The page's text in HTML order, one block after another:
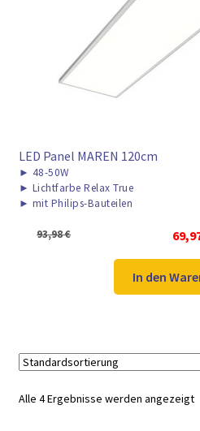
LED Panel MAREN 120cm
► 48-50W
► Lichtfarbe Relax True
► mit Philips-Bauteilen
93,98€
war:
93,98
In den
Alle 4 Ergebnisse werden angezeigt